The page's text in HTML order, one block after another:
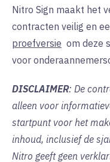
Nitro Sign maakt het
contracten veilig en
proefversie om deze
voor
DISCLAIMER: De
alleen voor
startpunt voor het
inhoud, inclusief de
Nitro geeft geen